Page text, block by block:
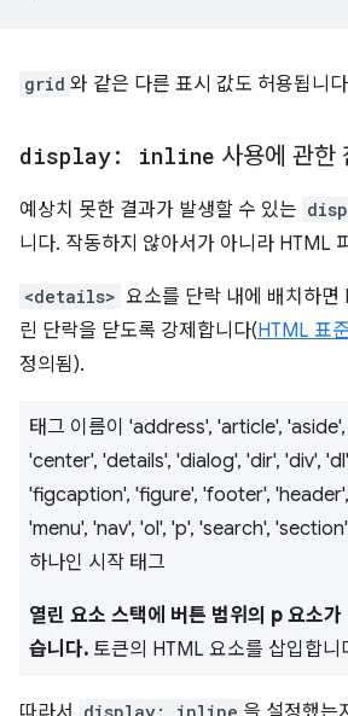
grid 와 같은 다른 표시 값도 허용됩니
display: inline 사용에 관한
예상치 못한 결과가 발생할 수 있는
니다. 작동하지 않아서가 아니라 HTML
<details> 요소를 단락 내에 배치하면
린 단락을 닫도록 강제합니다(HTML 표
정의됨).
태그 이름이 'address', 'article',
'center', 'details', 'dialog', 'dir', 'div',
'figcaption', 'figure', 'footer',
'menu', 'nav', 'ol', 'p', 'search',
하나인 시작 태그
열린 요소 스택에 버튼 범위의 p 요소
습니다. 토큰의 HTML 요소를 삽입합니